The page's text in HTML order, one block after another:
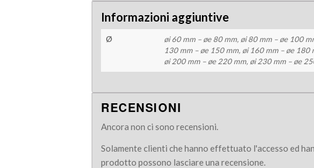
Informazioni aggiuntive
Ø
øi 60 mm – øe 80 mm, øi 80 mm – øe 100
130 mm – øe 150 mm, øi 160 mm – øe 180
øi 200 mm – øe 220 mm, øi 230 mm – øe
RECENSIONI
Ancora non ci sono recensioni.
Solamente clienti che hanno effettuato l'accesso ed
prodotto possono lasciare una recensione.